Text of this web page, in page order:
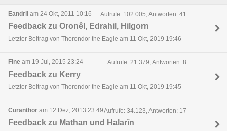
Eandril am 24 Okt, 2011 10:16 Aufrufe: 102.005, Antworten: 41
Feedback zu Oronêl, Edrahil, Hilgorn
Letzter Beitrag von Thorondor the Eagle am 11 Okt, 2019 19:46
Fine am 19 Jul, 2015 23:24 Aufrufe: 21.379, Antworten: 8
Feedback zu Kerry
Letzter Beitrag von Thorondor the Eagle am 11 Okt, 2019 19:45
Curanthor am 12 Dez, 2013 23:49Aufrufe: 34.123, Antworten: 17
Feedback zu Mathan und Halarîn